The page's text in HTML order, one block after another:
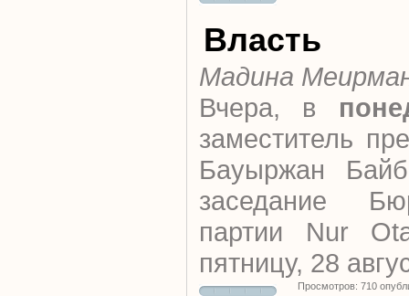
Власть
Мадина
Вчера, в
заместитель
Бауыржан
заседание
партии Nur
пятницу, 28
Просмотров: 710